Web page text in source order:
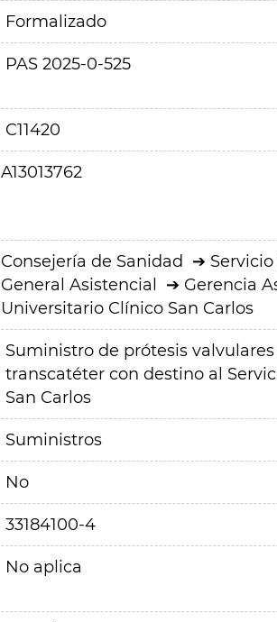
Formalizado
PAS 2025-0-525
C11420
A13013762
Consejería de Sanidad
General Asistencial
Gerencia
Universitario Clínico San Carlos
Suministro de prótesis
transcatéter con destino al
San Carlos
Suministros
No
33184100-4
No aplica